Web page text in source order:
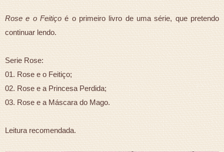
Rose e o Feitiçoé o primeiro livro de uma série, que pretendo
continuar lendo.
Serie Rose:
01. Rose e o Feitiço;
02. Rose e a Princesa Perdida;
03. Rose e a Máscara do Mago.
Leitura recomendada.